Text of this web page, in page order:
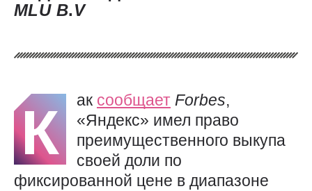
MLU B.V
К ак сообщает Forbes,
«Яндекс» имел право
преимущественного выкупа
своей доли по
фиксированной цене в диапазоне